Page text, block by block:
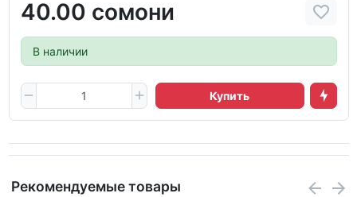
40.00 сомони
В наличии
Купить
Рекомендуемые товары